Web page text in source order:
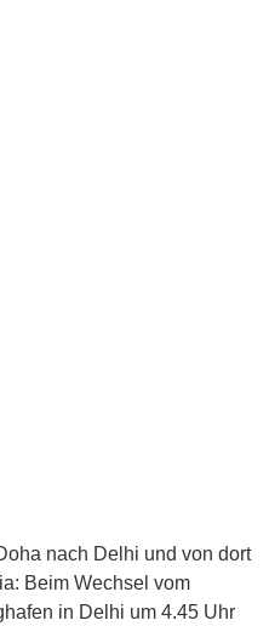
nach Delhi und von dort
Beim Wechsel vom
in Delhi um 4.45 Uhr